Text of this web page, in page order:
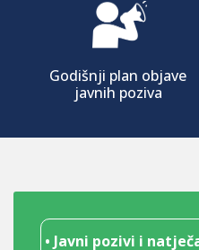
Godišnji plan objave
javnih poziva
• Javni pozivi i